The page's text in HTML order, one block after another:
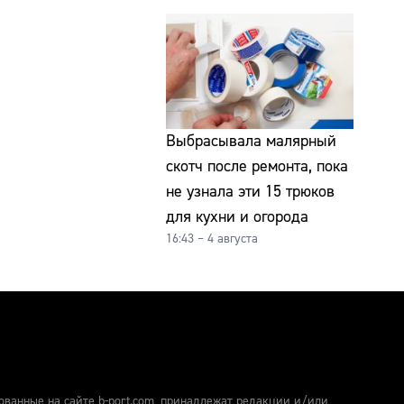
Выбрасывала малярный
скотч после ремонта, пока
не узнала эти 15 трюков
для кухни и огорода
16:43 – 4 августа